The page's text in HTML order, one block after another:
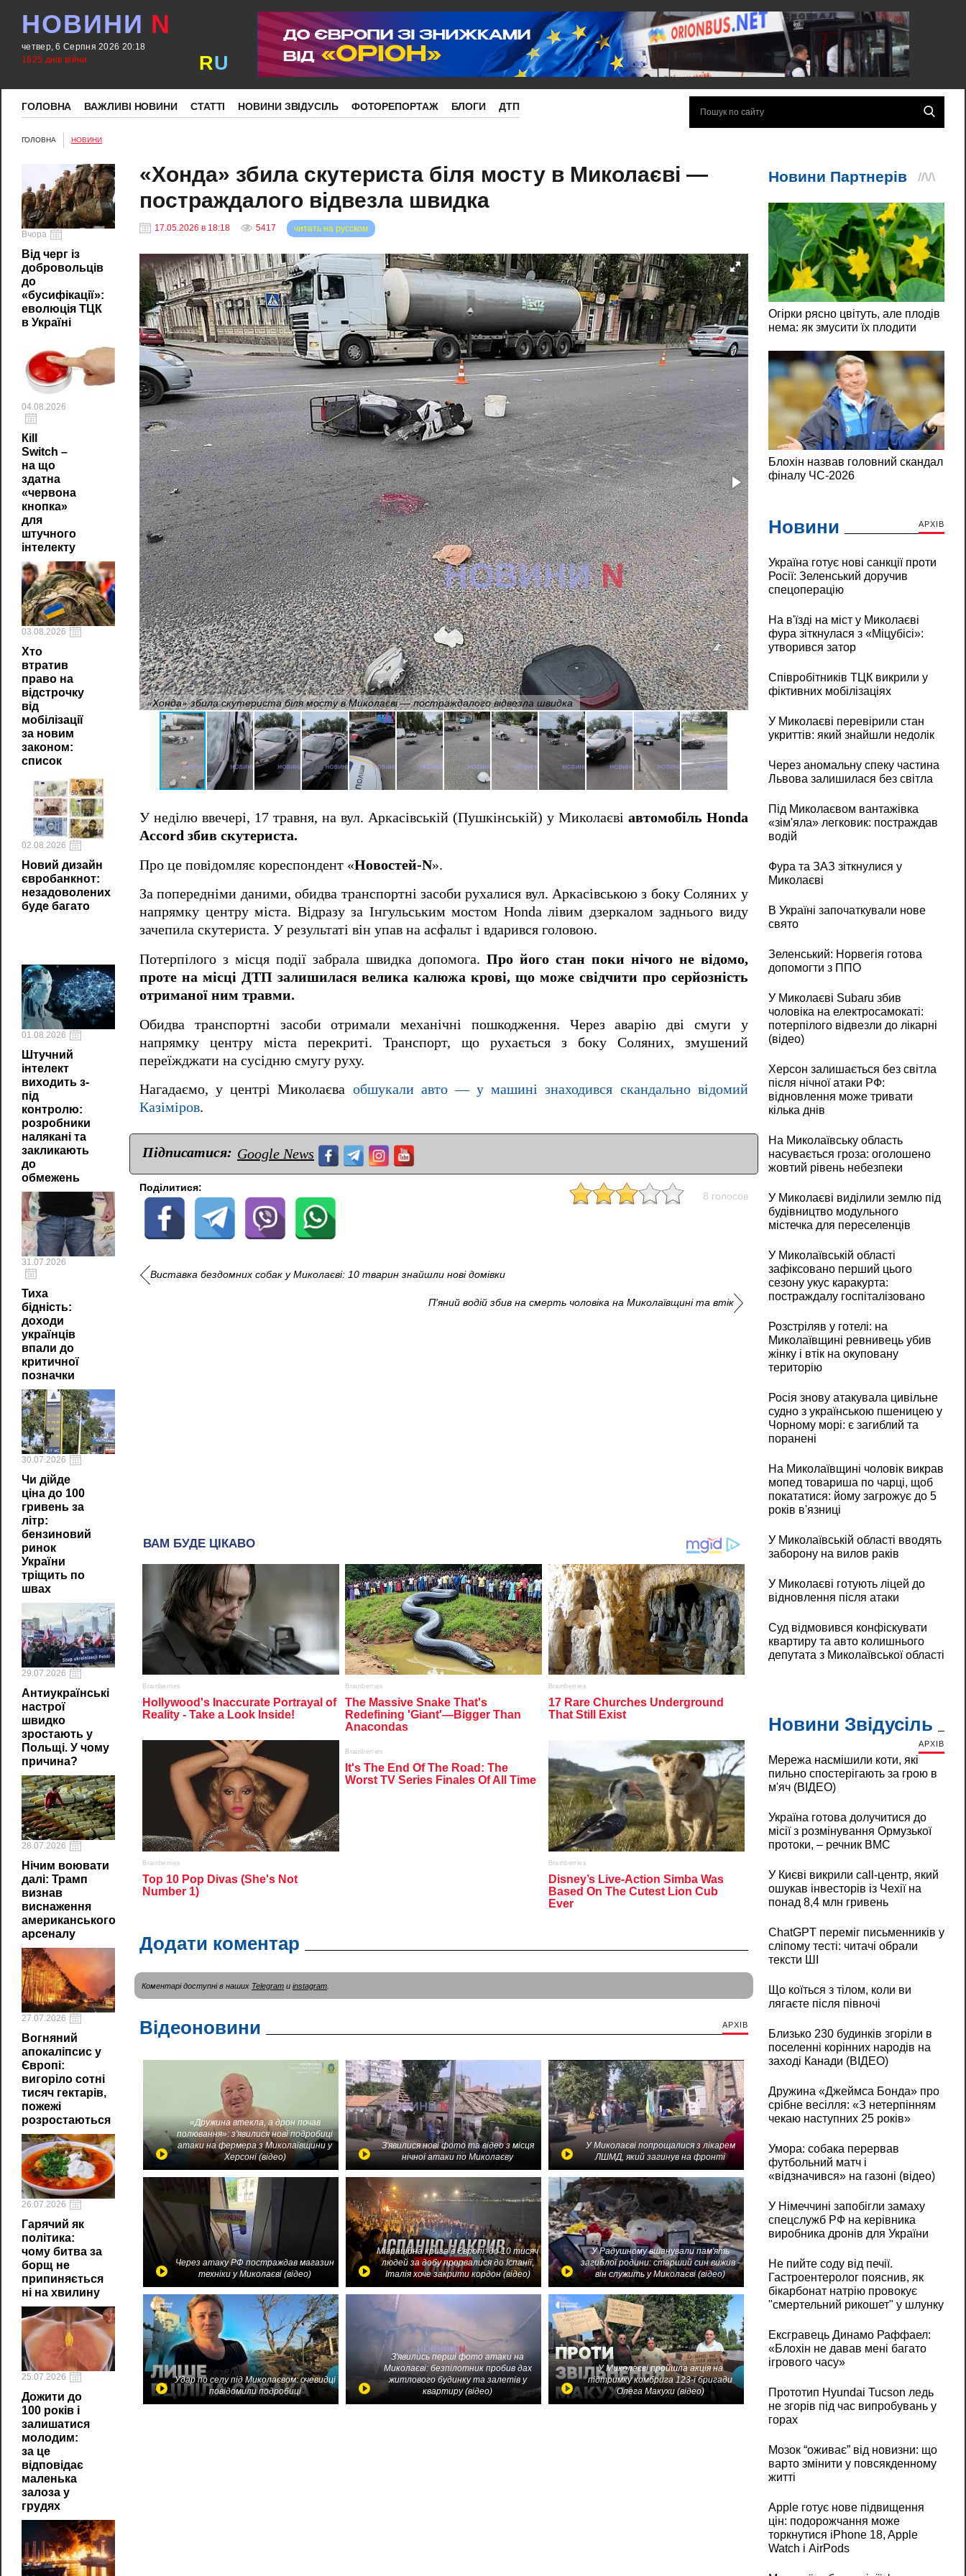
НОВИНИ N
четвер, 6 Серпня 2026 20:18
1625 днів війни
RU
ГОЛОВНА ВАЖЛИВІ НОВИНИ СТАТТІ НОВИНИ ЗВІДУСІЛЬ ФОТОРЕПОРТАЖ БЛОГИ ДТП
ГОЛОВНА НОВИНИ
Вчора
Від черг із
добровольців
до
«бусифікації»:
еволюція ТЦК
в Україні
04.08.2026
Кill
Switch –
на що
здатна
«червона
кнопка»
для
штучного
інтелекту
03.08.2026
Хто
втратив
право на
відстрочку
від
мобілізації
за новим
законом:
список
02.08.2026
Новий дизайн
євробанкнот:
незадоволених
буде багато
01.08.2026
Штучний
інтелект
виходить з-
під
контролю:
розробники
налякані та
закликають
до
обмежень
31.07.2026
Тиха
бідність:
доходи
українців
впали до
критичної
позначки
30.07.2026
Чи дійде
ціна до 100
гривень за
літр:
бензиновий
ринок
України
тріщить по
швах
29.07.2026
Антиукраїнські
настрої
швидко
зростають у
Польщі. У чому
причина?
28.07.2026
Нічим воювати
далі: Трамп
визнав
виснаження
американського
арсеналу
27.07.2026
Вогняний
апокаліпсис у
Європі:
вигоріло сотні
тисяч гектарів,
пожежі
розростаються
26.07.2026
Гарячий як
політика:
чому битва за
борщ не
припиняється
ні на хвилину
25.07.2026
Дожити до
100 років і
залишатися
молодим:
за це
відповідає
маленька
залоза у
грудях
«Хонда» збила скутериста біля мосту в Миколаєві —
постраждалого відвезла швидка
17.05.2026 в 18:18 5417 читать на русском
«Хонда» збила скутериста біля мосту в Миколаєві — постраждалого відвезла швидка
У неділю ввечері, 17 травня, на вул. Аркасівській (Пушкінській) у Миколаєві автомобіль Honda
Accord збив скутериста.
Про це повідомляє кореспондент «Новостей-N».
За попередніми даними, обидва транспортні засоби рухалися вул. Аркасівською з боку Соляних у
напрямку центру міста. Відразу за Інгульським мостом Honda лівим дзеркалом заднього виду
зачепила скутериста. У результаті він упав на асфальт і вдарився головою.
Потерпілого з місця події забрала швидка допомога. Про його стан поки нічого не відомо,
проте на місці ДТП залишилася велика калюжа крові, що може свідчити про серйозність
отриманої ним травми.
Обидва транспортні засоби отримали механічні пошкодження. Через аварію дві смуги у
напрямку центру міста перекриті. Транспорт, що рухається з боку Соляних, змушений
переїжджати на сусідню смугу руху.
Нагадаємо, у центрі Миколаєва обшукали авто — у машині знаходився скандально відомий
Казіміров.
Підписатися: Google News
Поділитися:
8 голосов
Виставка бездомних собак у Миколаєві: 10 тварин знайшли нові домівки
П'яний водій збив на смерть чоловіка на Миколаївщині та втік
Додати коментар
Коментарі доступні в наших Telegram и instagram
Відеоновини АРХІВ
«Дружина втекла, а дрон почав
полювання»: з'явилися нові подробиці
атаки на фермера з Миколаївщини у
Херсоні (відео)
З'явилися нові фото та відео з місця
нічної атаки по Миколаєву
У Миколаєві попрощалися з лікарем
ЛШМД, який загинув на фронті
Через атаку РФ постраждав магазин
техніки у Миколаєві (відео)
Міграційна криза в Європі: до 10 тисяч
людей за добу прорвалися до Іспанії,
Італія хоче закрити кордон (відео)
У Радушному вшанували пам'ять
загиблої родини: старший син вижив -
він служить у Миколаєві (відео)
Удар по селу під Миколаєвом: очевидці
повідомили подробиці
З'явились перші фото атаки на
Миколаєві: безпілотник пробив дах
житлового будинку та залетів у
квартиру (відео)
У Миколаєві пройшла акція на
підтримку комбрига 123-ї бригади
Олега Макухи (відео)
Новини АРХІВ
Україна готує нові санкції проти
Росії: Зеленський доручив
спецоперацію
На в'їзді на міст у Миколаєві
фура зіткнулася з «Міцубісі»:
утворився затор
Співробітників ТЦК викрили у
фіктивних мобілізаціях
У Миколаєві перевірили стан
укриттів: який знайшли недолік
Через аномальну спеку частина
Львова залишилася без світла
Під Миколаєвом вантажівка
«зім'яла» легковик: постраждав
водій
Фура та ЗАЗ зіткнулися у
Миколаєві
В Україні започаткували нове
свято
Зеленський: Норвегія готова
допомогти з ППО
У Миколаєві Subaru збив
чоловіка на електросамокаті:
потерпілого відвезли до лікарні
(відео)
Херсон залишається без світла
після нічної атаки РФ:
відновлення може тривати
кілька днів
На Миколаївську область
насувається гроза: оголошено
жовтий рівень небезпеки
У Миколаєві виділили землю під
будівництво модульного
містечка для переселенців
У Миколаївській області
зафіксовано перший цього
сезону укус каракурта:
постраждалу госпіталізовано
Розстріляв у готелі: на
Миколаївщині ревнивець убив
жінку і втік на окуповану
територію
Росія знову атакувала цивільне
судно з українською пшеницею у
Чорному морі: є загиблий та
поранені
На Миколаївщині чоловік викрав
мопед товариша по чарці, щоб
покататися: йому загрожує до 5
років в'язниці
У Миколаївській області вводять
заборону на вилов раків
У Миколаєві готують ліцей до
відновлення після атаки
Суд відмовився конфіскувати
квартиру та авто колишнього
депутата з Миколаївської області
Новини Звідусіль
АРХІВ
Мережа насмішили коти, які
пильно спостерігають за грою в
м'яч (ВІДЕО)
Україна готова долучитися до
місії з розмінування Ормузької
протоки, – речник ВМС
У Києві викрили call-центр, який
ошукав інвесторів із Чехії на
понад 8,4 млн гривень
ChatGPT переміг письменників у
сліпому тесті: читачі обрали
тексти ШІ
Що коїться з тілом, коли ви
лягаєте після півночі
Близько 230 будинків згоріли в
поселенні корінних народів на
заході Канади (ВІДЕО)
Дружина «Джеймса Бонда» про
срібне весілля: «З нетерпінням
чекаю наступних 25 років»
Умора: собака перервав
футбольний матч і
«відзначився» на газоні (відео)
У Німеччині запобігли замаху
спецслужб РФ на керівника
виробника дронів для України
Не пийте соду від печії.
Гастроентеролог пояснив, як
бікарбонат натрію провокує
"смертельний рикошет" у шлунку
Ексгравець Динамо Раффаел:
«Блохін не давав мені багато
ігрового часу»
Прототип Hyundai Tucson ледь
не згорів під час випробувань у
горах
Мозок “оживає” від новизни: що
варто змінити у повсякденному
житті
Apple готує нове підвищення
цін: подорожчання може
торкнутися iPhone 18, Apple
Watch і AirPods